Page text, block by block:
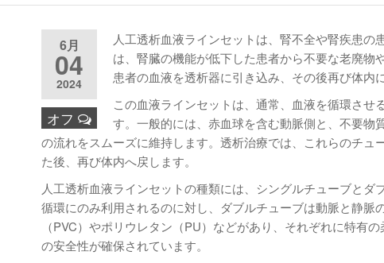
6月
04
2024
オフ
人工透析血液ラインセットは、腎不全や腎疾患
は、腎臓の機能が低下した患者から不要な老廃物
患者の血液を透析器に引き込み、その後再び体内
この血液ラインセットは、通常、血液を循環さ
す。一般的には、赤血球を含む動脈側と、不要
の流れをスムーズに維持します。透析治療では、これらのチ
た後、再び体内へ戻します。
人工透析血液ラインセットの種類には、シングルチューブと
循環にのみ利用されるのに対し、ダブルチューブは動脈と静
（PVC）やポリウレタン（PU）などがあり、それぞれに特有
の安全性が確保されています。